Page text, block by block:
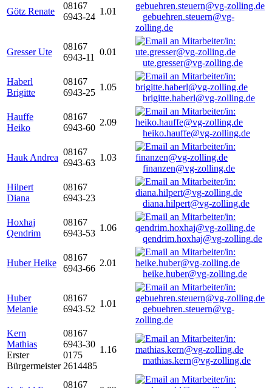
Götz Renate
08167
6943-24
1.01
gebuehren.steuern@vg-
zolling.de
Gresser Ute
08167
6943-11
0.01
ute.gresser@vg-zolling.de
Haberl
Brigitte
08167
6943-25
1.05
brigitte.haberl@vg-zolling.de
Hauffe
Heiko
08167
6943-60
2.09
heiko.hauffe@vg-zolling.de
Hauk Andrea
08167
6943-63
1.03
finanzen@vg-zolling.de
Hilpert
Diana
08167
6943-23
diana.hilpert@vg-zolling.de
Hoxhaj
Qendrim
08167
6943-53
1.06
qendrim.hoxhaj@vg-zolling.de
Huber Heike
08167
6943-66
2.01
heike.huber@vg-zolling.de
Huber
Melanie
08167
6943-52
1.01
gebuehren.steuern@vg-
zolling.de
Kern
Mathias
Erster
Bürgermeister
08167
6943-30
0175
2614485
1.16
mathias.kern@vg-zolling.de
08167